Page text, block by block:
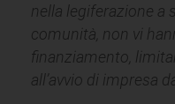
nella legiferazione a
comunità, non vi
finanziamento,
all’avvio di impresa